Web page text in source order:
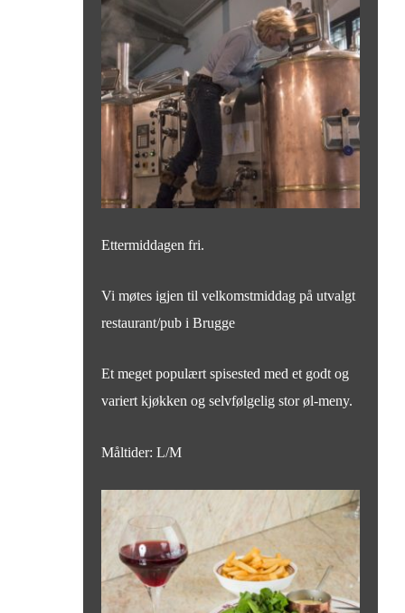
Ettermiddagen fri.
Vi møtes igjen til velkomstmiddag på utvalgt
restaurant/pub i Brugge
Et meget populært spisested med et godt og
variert kjøkken og selvfølgelig stor øl-meny.
Måltider: L/M